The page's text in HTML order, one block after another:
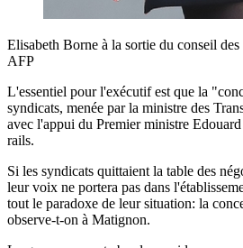
Elisabeth Borne à la sortie du conseil
AFP
L'essentiel pour l'exécutif est que la
syndicats, menée par la ministre des
avec l'appui du Premier ministre
rails.
Si les syndicats quittaient la table des
leur voix ne portera pas dans
tout le paradoxe de leur situation: la
observe-t-on à Matignon.